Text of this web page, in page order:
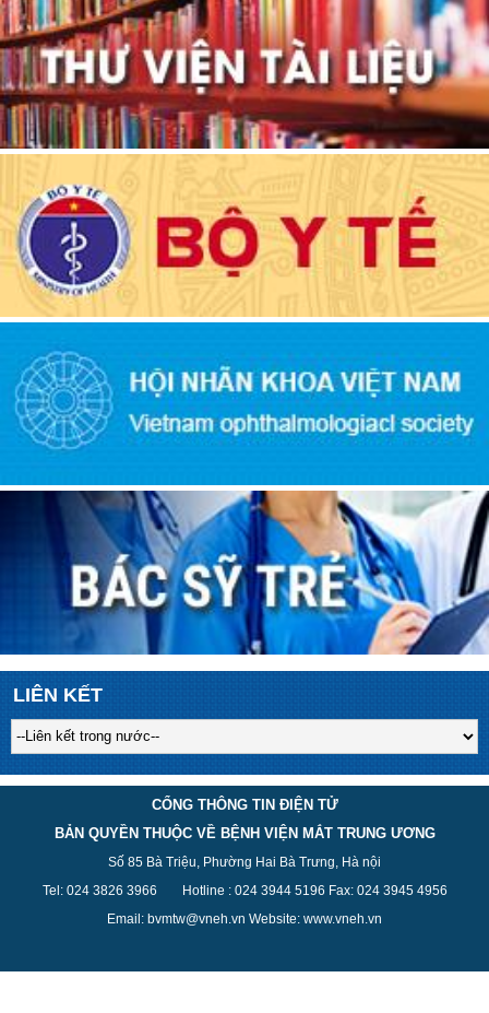
LIÊN KẾT
CỔNG THÔNG TIN ĐIỆN TỬ
BẢN QUYỀN THUỘC VỀ BỆNH VIỆN MẮT TRUNG ƯƠNG
Số 85 Bà Triệu, Phường Hai Bà Trưng, Hà nội
Tel: 024 3826 3966 Hotline : 024 3944 5196 Fax: 024 3945 4956
Email: bvmtw@vneh.vn Website: www.vneh.vn